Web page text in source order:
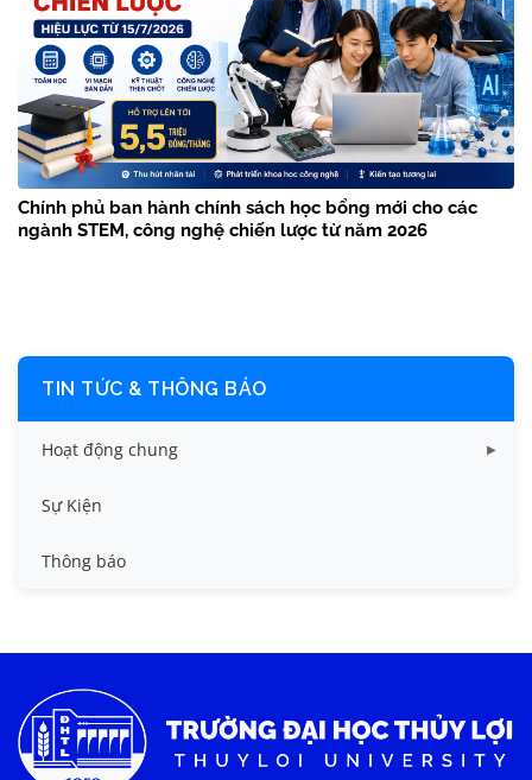
Chính phủ ban hành chính sách học bổng mới cho các
ngành STEM, công nghệ chiến lược từ năm 2026
TIN TỨC & THÔNG BÁO
Hoạt động chung
Tin công tác sinh viên
Tin đào tạo
Tin tức chung
Sự Kiện
Thông báo